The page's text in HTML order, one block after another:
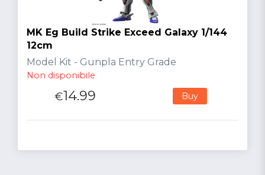
MK Eg Build Strike Exceed Galaxy 1/144
12cm
Model Kit - Gunpla Entry Grade
Non disponibile
€14.99 Buy